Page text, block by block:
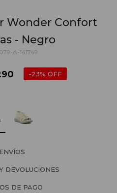
Wonder Confort
- Negro
A-141749
23
ENVÍOS
DEVOLUCIONES
DE PAGO